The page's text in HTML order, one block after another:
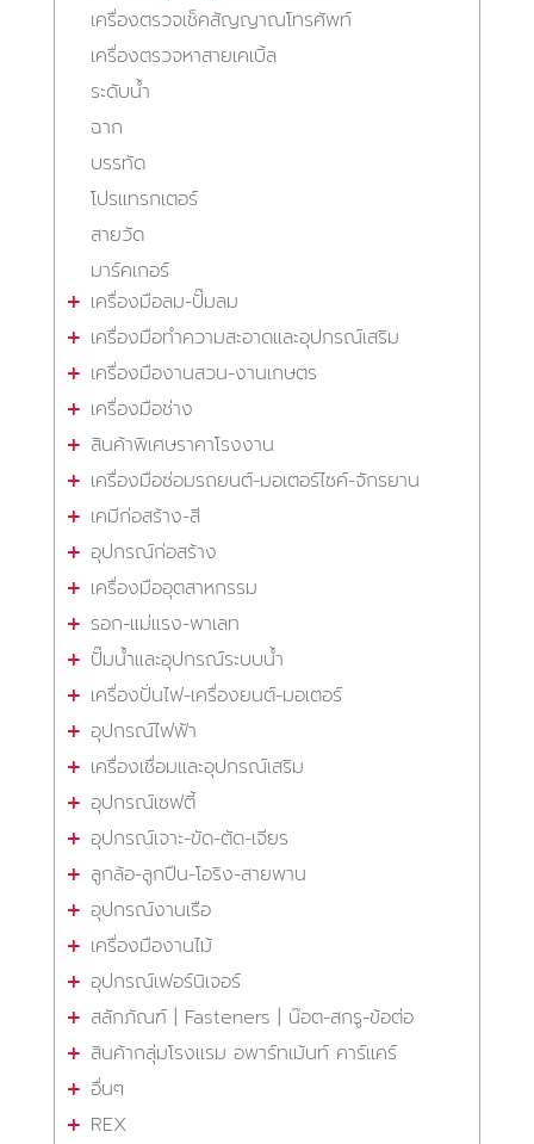
เครื่องตรวจเช็คสัญญาณโทรศัพท์
เครื่องตรวจหาสายเคเบิ้ล
ระดับน้ำ
ฉาก
บรรทัด
โปรแทรกเตอร์
สายวัด
มาร์คเกอร์
เครื่องมือลม-ปั๊มลม
เครื่องมือทำความสะอาดและอุปกรณ์เสริม
เครื่องมืองานสวน-งานเกษตร
เครื่องมือช่าง
สินค้าพิเศษราคาโรงงาน
เครื่องมือซ่อมรถยนต์-มอเตอร์ไซค์-จักรยาน
เคมีก่อสร้าง-สี
อุปกรณ์ก่อสร้าง
เครื่องมืออุตสาหกรรม
รอก-แม่แรง-พาเลท
ปั๊มน้ำและอุปกรณ์ระบบน้ำ
เครื่องปั่นไฟ-เครื่องยนต์-มอเตอร์
อุปกรณ์ไฟฟ้า
เครื่องเชื่อมและอุปกรณ์เสริม
อุปกรณ์เซฟตี้
อุปกรณ์เจาะ-ขัด-ตัด-เจียร
ลูกล้อ-ลูกปืน-โอริง-สายพาน
อุปกรณ์งานเรือ
เครื่องมืองานไม้
อุปกรณ์เฟอร์นิเจอร์
สลักภัณฑ์ | Fasteners | น๊อต-สกรู-ข้อต่อ
สินค้ากลุ่มโรงแรม อพาร์ทเม้นท์ คาร์แคร์
อื่นๆ
REX